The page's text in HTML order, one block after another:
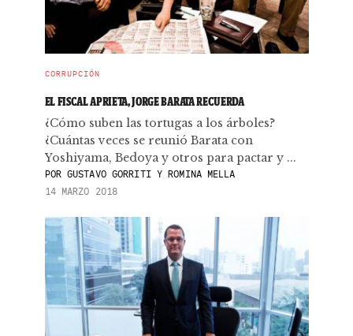
CORRUPCIÓN
EL FISCAL APRIETA, JORGE BARATA RECUERDA
¿Cómo suben las tortugas a los árboles?
¿Cuántas veces se reunió Barata con
Yoshiyama, Bedoya y otros para pactar y ...
PORGUSTAVO GORRITI Y ROMINA MELLA
14 MARZO 2018